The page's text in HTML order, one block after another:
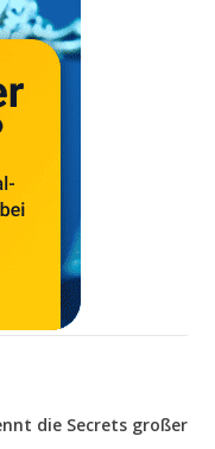
die Secrets großer